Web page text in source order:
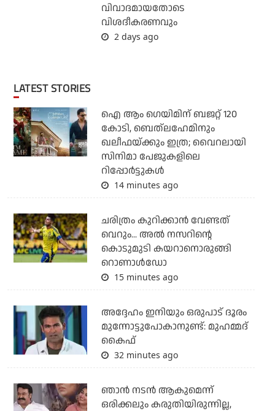
വിവാദമായതോടെ
വിശദീകരണവും
2 days ago
LATEST STORIES
ഐ ആം ഗെയിമിന് ബജറ്റ് 120
കോടി, ബെത്‌ലഹേമിനും
ഖലീഫയ്ക്കും ഇത്ര; വൈറലായി
സിനിമാ പേജുകളിലെ
റിപ്പോര്‍ട്ടുകള്‍
14 minutes ago
ചരിത്രം കുറിക്കാന്‍ വേണ്ടത്
വെറും... അല്‍ നസറിന്റെ
കൊടുമുടി കയറാനൊരുങ്ങി
റൊണാള്‍ഡോ
15 minutes ago
അദ്ദേഹം ഇനിയും ഒരുപാട് ദൂരം
മുന്നോട്ടുപോകാനുണ്ട്: മുഹമ്മദ്
കൈഫ്
32 minutes ago
ഞാൻ നടൻ ആകുമെന്ന്
ഒരിക്കലും കരുതിയിരുന്നില്ല,